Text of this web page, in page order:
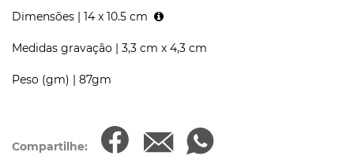
Dimensões | 14 x 10.5 cm
Medidas gravação | 3,3 cm x 4,3 cm
Peso (gm) | 87gm
Compartilhe: